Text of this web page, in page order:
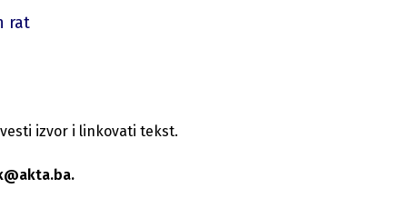
rat
izvor i linkovati tekst.